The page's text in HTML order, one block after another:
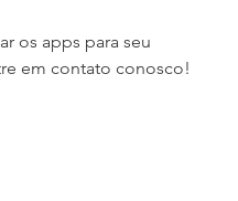
os apps para seu
em contato conosco!